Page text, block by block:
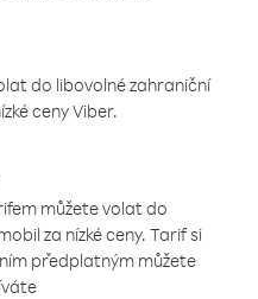
do libovolné zahraniční
ceny Viber.
můžete volat do
za nízké ceny. Tarif si
předplatným můžete